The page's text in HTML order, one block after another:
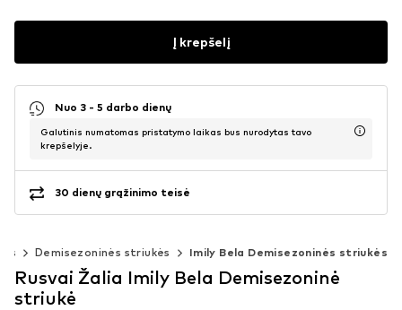
Į krepšelį
Nuo 3 - 5 darbo dienų
Galutinis numatomas pristatymo laikas bus nurodytas tavo
krepšelyje.
30 dienų grąžinimo teisė
Demisezoninės striukės Imily Bela Demisezoninės striukės
Rusvai Žalia Imily Bela Demisezoninė
striukė